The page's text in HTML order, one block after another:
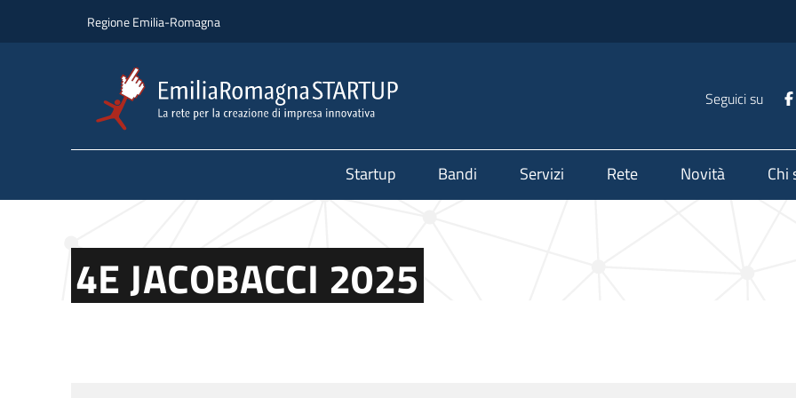
Regione Emilia-Romagna
Seguici su
Startup Bandi Servizi Rete Novità Chi
4E JACOBACCI 2025